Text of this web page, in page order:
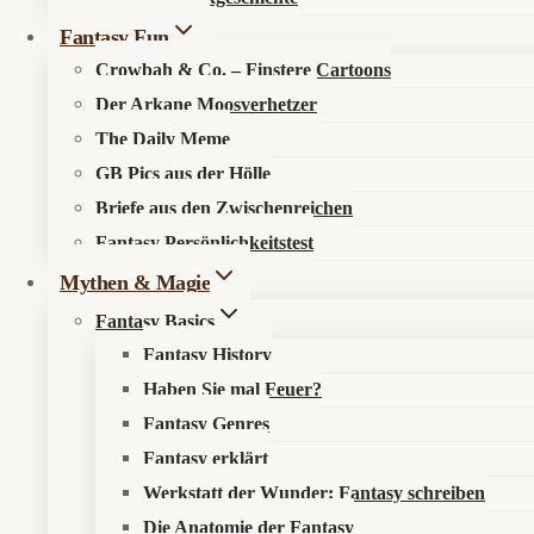
Fantasy Fun
Crowbah & Co. – Finstere Cartoons
Der Arkane Moosverhetzer
The Daily Meme
GB Pics aus der Hölle
Briefe aus den Zwischenreichen
Fantasy Persönlichkeitstest
Mythen & Magie
Fantasy Basics
Fantasy History
Haben Sie mal Feuer?
Fantasy Genres
Fantasy erklärt
Werkstatt der Wunder: Fantasy schreiben
Die Anatomie der Fantasy
🔍Suche im Fantasykosmos
Spüre verborgene Pfade auf, entdecke neue Werke oder